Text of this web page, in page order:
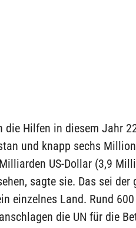
die Hilfen in diesem Jahr
und knapp sechs
US-Dollar (3,9
sagte sie. Das sei
einzelnes Land. Rund
die UN für die